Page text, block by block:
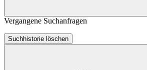
Vergangene Suchanfragen
Suchhistorie löschen